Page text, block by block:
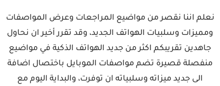
نعلم اننا نقصر من مواضيع المراجعات وعرض المواصفات
ومميزات وسلبيات الهواتف الجديد، وقد تقرر أخير ان نحاول
جاهدين تقريبكم اكثر من جديد الهواتف الذكية في مواضيع
منفصلة قصيرة تضم مواصفات الموبايل باختصال اضافة
الى جديد ميزاته وسلبياته ان توفرت، والبداية اليوم مع